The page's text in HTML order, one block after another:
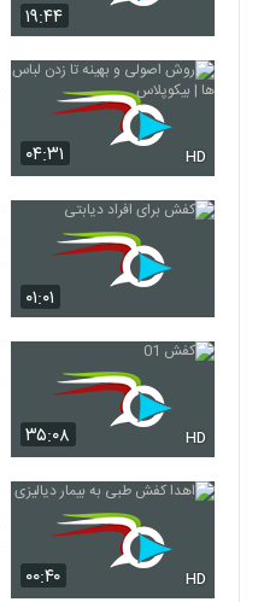
۱۹:۴۴
۰۴:۳۱ HD
۰۱:۰۱
۳۵:۰۸ HD
۰۰:۴۰ HD